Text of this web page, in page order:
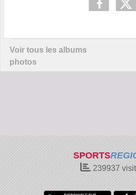
Voir tous les albums
photos
SPORTS
239937